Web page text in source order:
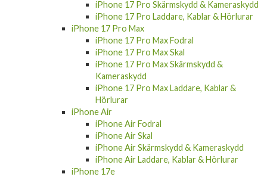
iPhone 17 Pro Skärmskydd & Kameraskydd
iPhone 17 Pro Laddare, Kablar & Hörlurar
iPhone 17 Pro Max
iPhone 17 Pro Max Fodral
iPhone 17 Pro Max Skal
iPhone 17 Pro Max Skärmskydd &
Kameraskydd
iPhone 17 Pro Max Laddare, Kablar &
Hörlurar
iPhone Air
iPhone Air Fodral
iPhone Air Skal
iPhone Air Skärmskydd & Kameraskydd
iPhone Air Laddare, Kablar & Hörlurar
iPhone 17e